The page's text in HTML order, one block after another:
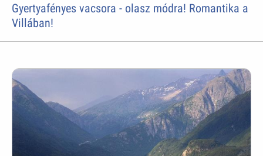
Gyertyafényes vacsora - olasz módra! Romantika a
Villában!